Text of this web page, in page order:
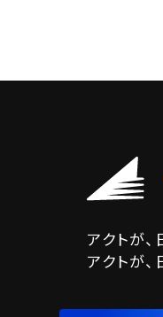
アクトが、
アクトが